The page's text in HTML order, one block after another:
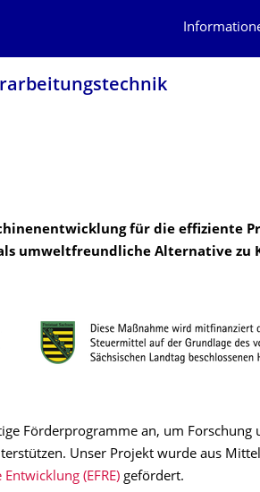
für die effiziente
umweltfreundliche Alternative zu
Förderprogramme an, um Forschung
Unser Projekt wurde aus
(EFRE)gefördert.